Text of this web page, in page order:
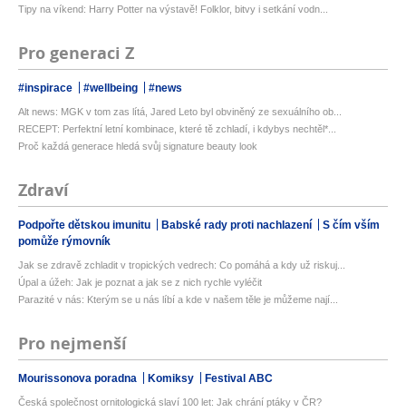
Tipy na víkend: Harry Potter na výstavě! Folklor, bitvy i setkání vodn...
Pro generaci Z
#inspirace #wellbeing #news
Alt news: MGK v tom zas lítá, Jared Leto byl obviněný ze sexuálního ob...
RECEPT: Perfektní letní kombinace, které tě zchladí, i kdybys nechtěl*...
Proč každá generace hledá svůj signature beauty look
Zdraví
Podpořte dětskou imunitu Babské rady proti nachlazení
S čím vším
pomůže rýmovník
Jak se zdravě zchladit v tropických vedrech: Co pomáhá a kdy už riskuj...
Úpal a úžeh: Jak je poznat a jak se z nich rychle vyléčit
Parazité v nás: Kterým se u nás líbí a kde v našem těle je můžeme nají...
Pro nejmenší
Mourissonova poradna Komiksy Festival ABC
Česká společnost ornitologická slaví 100 let: Jak chrání ptáky v ČR?